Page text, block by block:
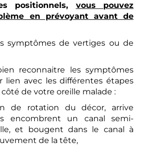
positionnels, vous pouvez
en prévoyant avant de
symptômes de vertiges ou de
reconnaitre les symptômes
lien avec les différentes étapes
de votre oreille malade :
de rotation du décor, arrive
encombrent un canal semi-
et bougent dans le canal à
de la tête,